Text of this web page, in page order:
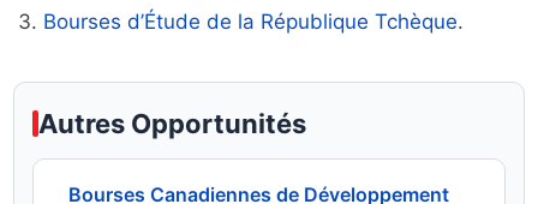
Bourses d’Étude de la République Tchèque.
Autres Opportunités
Bourses Canadiennes de Développement